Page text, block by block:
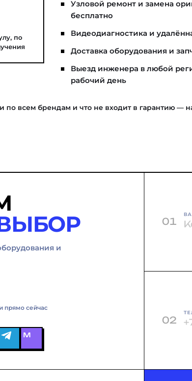
по
Узловой ремонт и замена
бесплатно
Видеодиагностика и
Доставка оборудования и
Выезд инженера в любой
рабочий день
по всем брендам и что не входит в гарантию —
и
прямо сейчас
M
01
02